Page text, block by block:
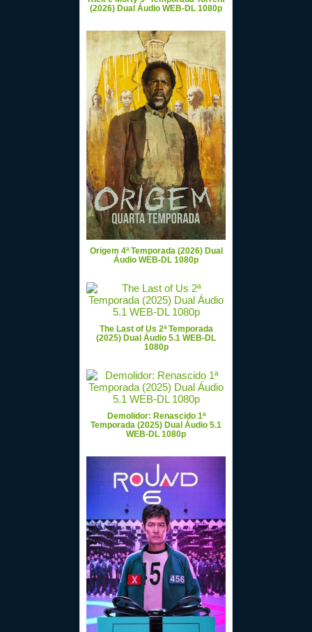
(2026) Dual Áudio WEB-DL 1080p
Origem 4ª Temporada (2026) Dual
Áudio WEB-DL 1080p
The Last of Us 2ª Temporada
(2025) Dual Áudio 5.1 WEB-DL
1080p
Demolidor: Renascido 1ª
Temporada (2025) Dual Áudio 5.1
WEB-DL 1080p